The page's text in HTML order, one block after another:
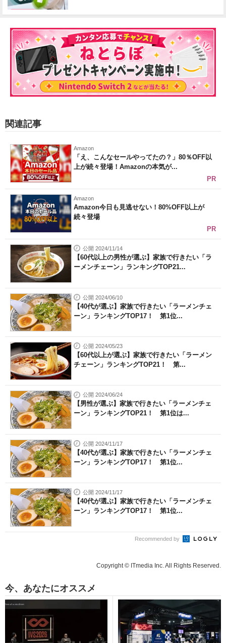
関連記事
Amazon
「え、こんなセールやってたの？」80％OFF以
上が続々登場！Amazonの本気が...
PR
Amazon
Amazon今日も見逃せない！80%OFF以上が
続々登場
PR
公開 2024/11/14
【60代以上の男性が選ぶ】家族で行きたい「ラ
ーメンチェーン」ランキングTOP21...
公開 2024/06/10
【40代が選ぶ】家族で行きたい「ラーメンチェ
ーン」ランキングTOP17！ 第1位...
公開 2024/05/23
【60代以上が選ぶ】家族で行きたい「ラーメン
チェーン」ランキングTOP21！ 第...
公開 2024/06/24
【男性が選ぶ】家族で行きたい「ラーメンチェ
ーン」ランキングTOP21！ 第1位は...
公開 2024/11/17
【40代が選ぶ】家族で行きたい「ラーメンチェ
ーン」ランキングTOP17！ 第1位...
公開 2024/11/17
【40代が選ぶ】家族で行きたい「ラーメンチェ
ーン」ランキングTOP17！ 第1位...
Recommended by
Copyright © ITmedia Inc. All Rights Reserved.
今、あなたにオススメ